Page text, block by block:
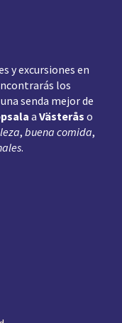
y excursiones en
los
senda mejor de
a Västerås o
, buena comida,
.